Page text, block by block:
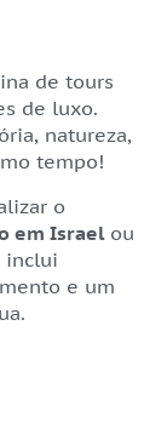
de tours
de luxo.
natureza,
tempo!
o
em Israelou
inclui
e um